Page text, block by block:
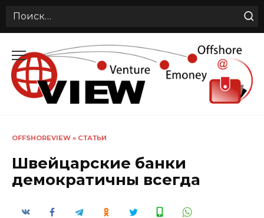
Search
содержанию
OFFSHOREVIEW » СТАТЬИ
Швейцарские банки
демократичны всегда